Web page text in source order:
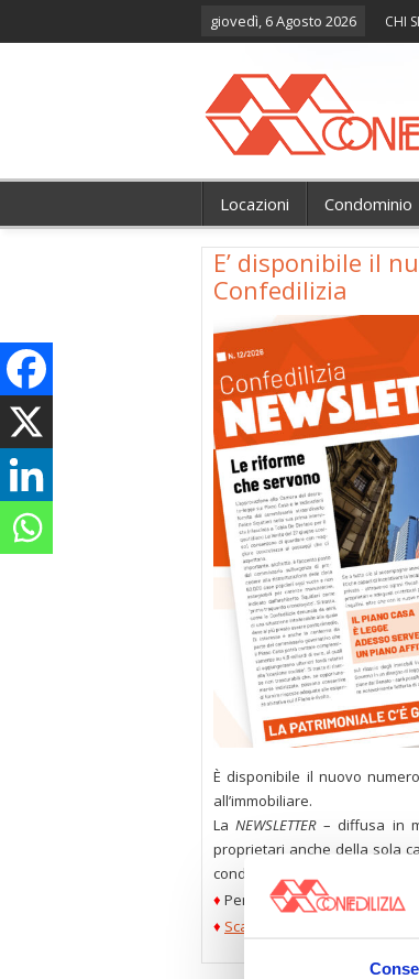
giovedì, 6 Agosto 2026 CHI
Locazioni Condominio
E’ disponibile il
Confedilizia
È disponibile il nuovo
all’immobiliare.
LaNEWSLETTER – diffusa in
proprietari anche della sola
condominio, per gli agenti
♦ Per ricevere laNEWSLETTER
♦ Scarica qui il numero in